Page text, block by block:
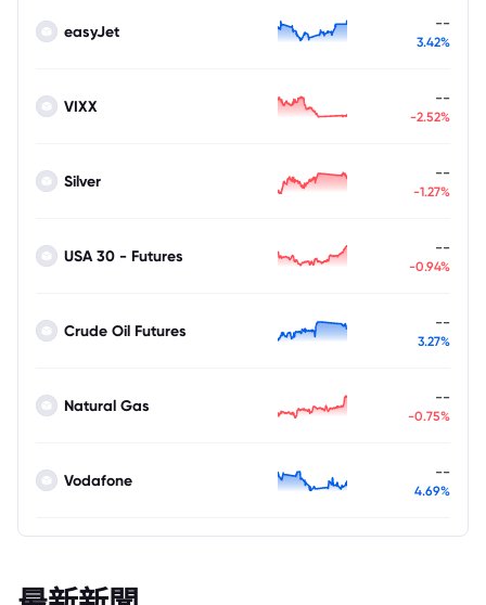
easyJet --
3.42%
VIXX --
-2.52%
Silver --
-1.27%
USA 30 - Futures --
-0.94%
Crude Oil Futures --
3.27%
Natural Gas --
-0.75%
Vodafone --
4.69%